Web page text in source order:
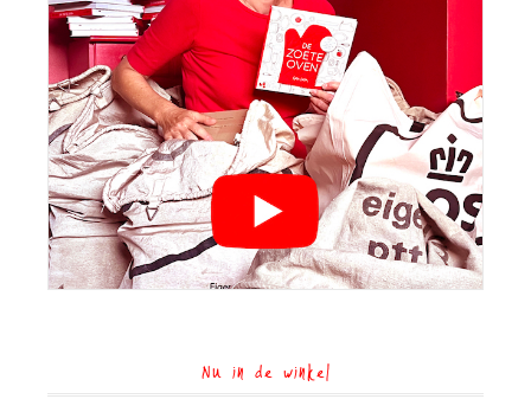
Nu in de winkel